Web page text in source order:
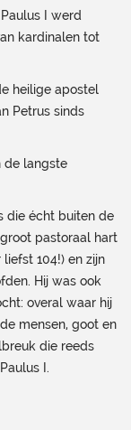
I werd
kardinalen tot
heilige apostel
Petrus sinds
de langste
die écht buiten de
pastoraal hart
104!) en zijn
Hij was ook
overal waar hij
mensen, goot en
die reeds
I.